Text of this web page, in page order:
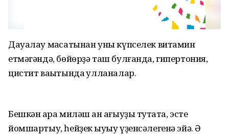
Дауалау маҡсатынан уны күпселек витамин
етмәгәндә, бөйөрҙә таш булғанда, гипертония,
цистит ваҡытында ҡулланалар.
Бешкән ҡара миләш ҡан ағыуҙы туҡтата, эсте
йомшартыу, һейҙек ҡыуыу үҙенсәлегенә эйә. Ә